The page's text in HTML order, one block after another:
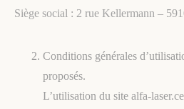
Siège social : 2 rue Kellermann –
Conditions générales
proposés.
L’utilisation du site alfa-